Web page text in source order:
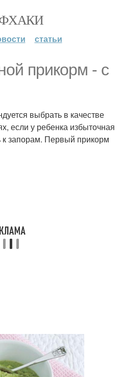
статьи
прикорм - с
выбрать в качестве
если у ребенка избыточная
к запорам. Первый прикорм